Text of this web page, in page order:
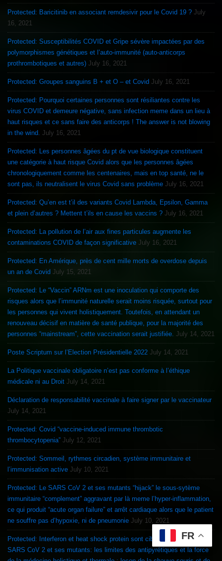
Protected: Baricitinib en associant remdesivir pour le Covid 19 ? July
16, 2021
Protected: Susceptibilités COVID et Gripe sévère impactées par des
polymorphismes génétiques et l’auto-immunité (auto-anticorps
prothrombotiques et autres) July 16, 2021
Protected: Groupes sanguins B + et O – et Covid July 16, 2021
Protected: Pourquoi certaines personnes sont résiliantes contre les
virus COVID et demeure négative, sans infection meme dans un lieu à
haut risques et ce sans faire des anticorps ! The answer is not blowing
in the wind. July 16, 2021
Protected: Les personnes âgées du pt de vue biologique constituent
une catégorie à haut risque Covid alors que les personnes âgées
chronologiquement comme les centenaires, mais en top santé, ne le
sont pas, ils neutralisent le virus Covid sans problème July 16, 2021
Protected: Qu’en est t’il des variants Covid Lambda, Epsilon, Gamma
et plein d’autres ? Mettent t’ils en cause les vaccins ? July 16, 2021
Protected: La pollution de l’air aux fines particules augmente les
contaminations COVID de façon significative July 16, 2021
Protected: En Amérique, près de cent mille morts de overdose depuis
un an de Covid July 15, 2021
Protected: Le “Vaccin” ARNm est une inoculation qui comporte des
risques alors que l’immunité naturelle serait moins risquée, surtout pour
les personnes qui vivent holistiquement. Toutefois, en attendant un
renouveau décisif en matière de santé publique, pour la majorité des
personnes “mainstream”, cette vaccination serait justifiée. July 14, 2021
Poste Scriptum sur l’Election Présidentielle 2022 July 14, 2021
La Politique vaccinale obligatoire n’est pas conforme à l’éthique
médicale ni au Droit July 14, 2021
Déclaration de responsabilité vaccinale à faire signer par le vaccinateur
July 14, 2021
Protected: Covid “vaccine-induced immune thrombotic
thrombocytopenia” July 12, 2021
Protected: Sommeil, rythmes circadien, système immunitaire et
l’immunisation active July 10, 2021
Protected: Le SARS CoV 2 et ses mutants “hijack” le sous-sytème
immunitaire “complement” aggravant par là meme l’hyper-inflammation,
ce qui produit “acute organ failure” et arrêt cardiaque alors que le patient
ne souffre pas d’hypoxie, ni de pneumonie July 10, 2021
Protected: Interferon et heat shock protein sont ciblés et inhibés par le
SARS CoV 2 et ses mutants: les limites des antipyrétiques et la force
FR